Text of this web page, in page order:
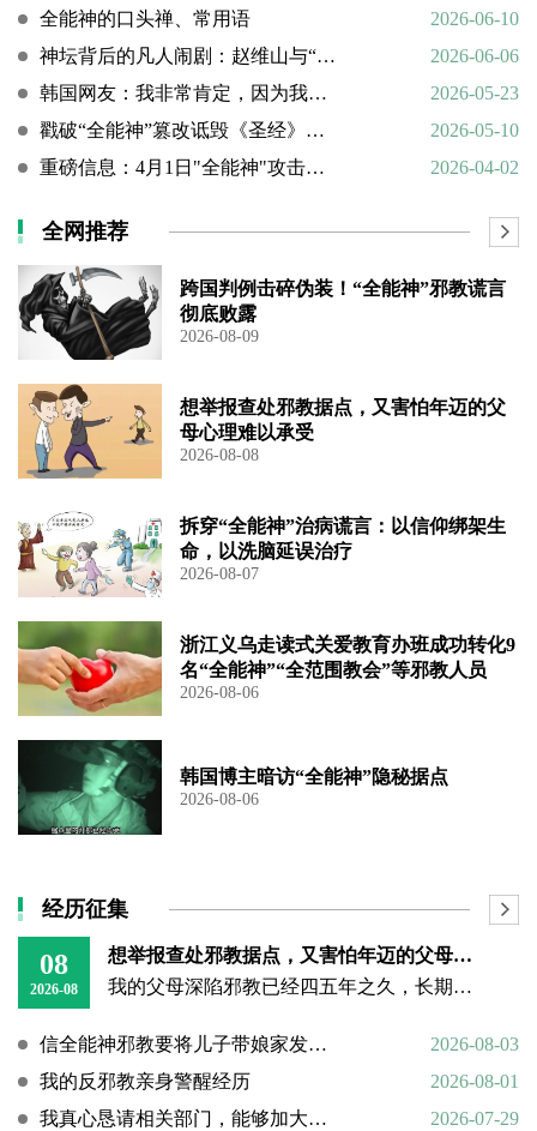
全能神的口头禅、常用语
2026-06-10
神坛背后的凡人闹剧：赵维山与“女基督”杨向斌的隐秘家庭史
2026-06-06
韩国网友：我非常肯定，因为我亲眼所见。
2026-05-23
戳破“全能神”篡改诋毁《圣经》的荒谬本质
2026-05-10
重磅信息：4月1日"全能神"攻击天主教
2026-04-02
全网推荐
跨国判例击碎伪装！“全能神”邪教谎言
彻底败露
2026-08-09
想举报查处邪教据点，又害怕年迈的父
母心理难以承受
2026-08-08
拆穿“全能神”治病谎言：以信仰绑架生
命，以洗脑延误治疗
2026-08-07
浙江义乌走读式关爱教育办班成功转化9
名“全能神”“全范围教会”等邪教人员
2026-08-06
韩国博主暗访“全能神”隐秘据点
2026-08-06
经历征集
08
2026-08
想举报查处邪教据点，又害怕年迈的父母心理难以承受
我的父母深陷邪教已经四五年之久，长期的洗脑已经深深困住他们的思想。昨日我回到老家，看见年迈双亲憔悴疲惫的模样，内心万分揪心难受。
信全能神邪教要将儿子带娘家发展成信徒
2026-08-03
我的反邪教亲身警醒经历
2026-08-01
我真心恳请相关部门，能够加大对“全能神”邪教的打击力度
2026-07-29